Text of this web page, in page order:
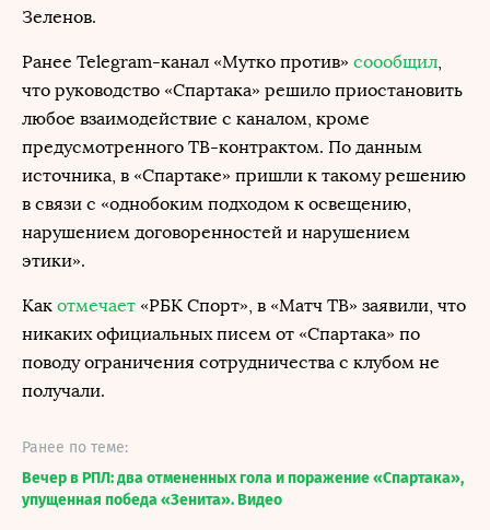
Зеленов.
Ранее Telegram-канал «Мутко против» соообщил,
что руководство «Спартака» решило приостановить
любое взаимодействие с каналом, кроме
предусмотренного ТВ-контрактом. По данным
источника, в «Спартаке» пришли к такому решению
в связи с «однобоким подходом к освещению,
нарушением договоренностей и нарушением
этики».
Как отмечает «РБК Спорт», в «Матч ТВ» заявили, что
никаких официальных писем от «Спартака» по
поводу ограничения сотрудничества с клубом не
получали.
Ранее по теме:
Вечер в РПЛ: два отмененных гола и поражение «Спартака»,
упущенная победа «Зенита». Видео